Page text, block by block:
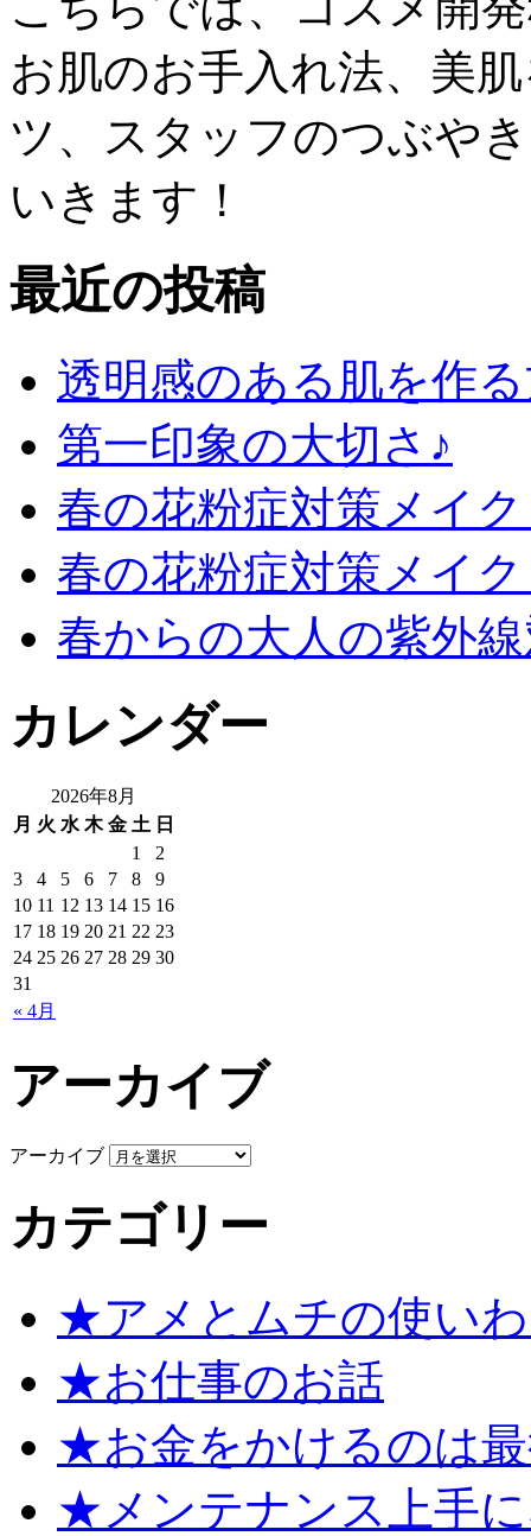
お肌のお手入れ法、美
ツ、スタッフのつぶや
いきます！
最近の投稿
透明感のある肌を作
第一印象の大切さ♪
春の花粉症対策メイク
春の花粉症対策メイ
春からの大人の紫外
カレンダー
2026年8月
月 火 水 木 金 土 日
« 4月
1
2
3
4 5 6 7 8
9
10 11 12 13 14 15 16
17 18 19 20 21 22 23
24 25 26 27 28 29 30
31
アーカイブ
アーカイブ
カテゴリー
★アメとムチの使い
★お仕事のお話
★お金をかけるのは
★メンテナンス上手